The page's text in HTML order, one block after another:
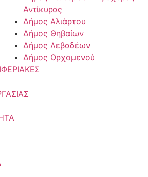
Αντίκυρας
Δήμος Αλιάρτου
Δήμος Θηβαίων
Δήμος Λεβαδέων
Δήμος Ορχομενού